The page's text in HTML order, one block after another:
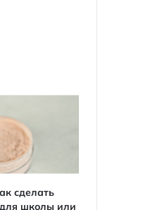
сделать
школы или